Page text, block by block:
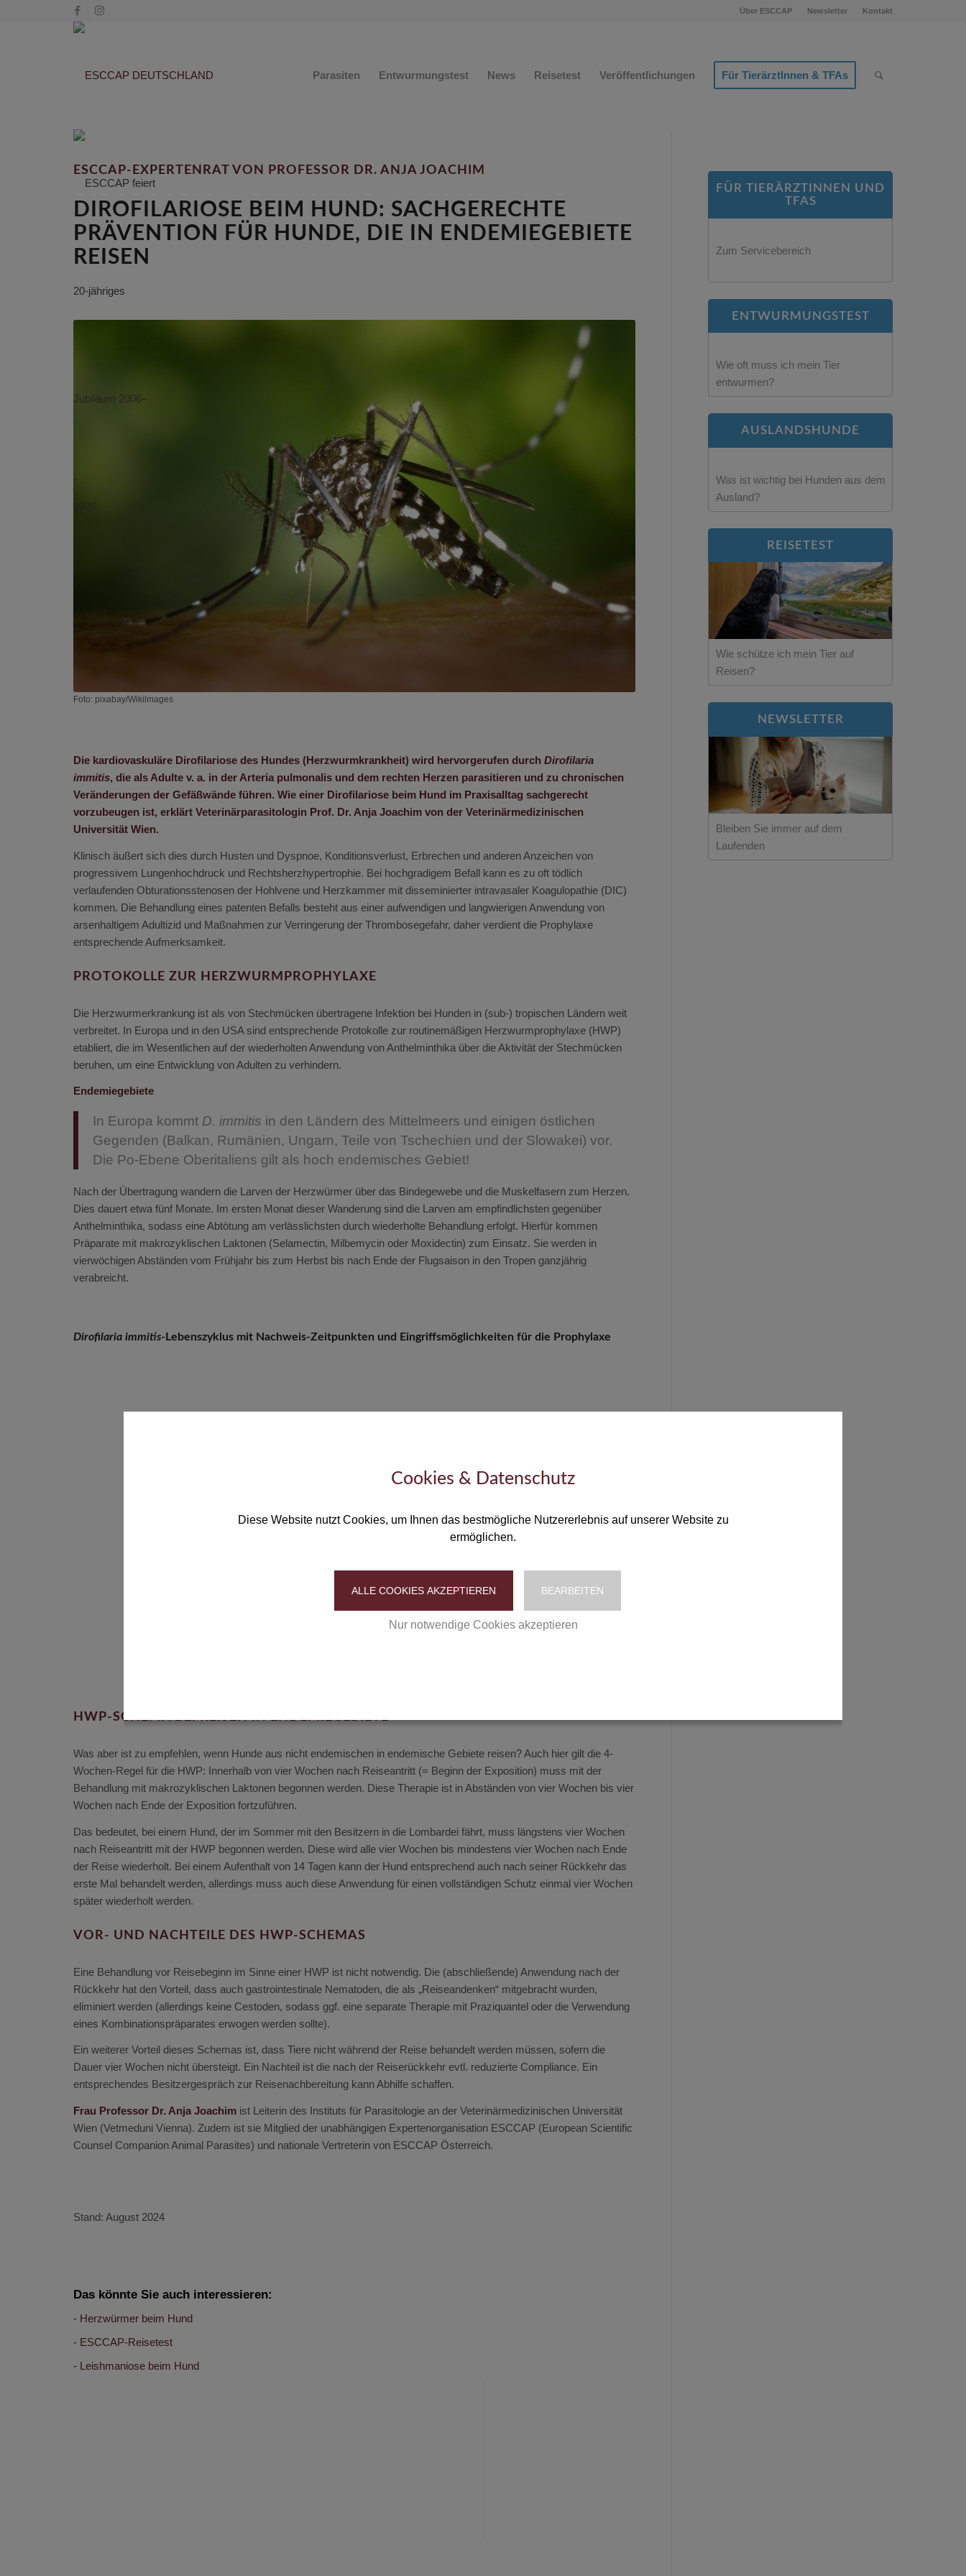
Über ESCCAP Newsletter Kontakt
Parasiten Entwurmungstest News Reisetest Veröffentlichungen Für TierärztInnen & TFAs
ESCCAP-EXPERTENRAT VON PROFESSOR DR. ANJA JOACHIM
DIROFILARIOSE BEIM HUND: SACHGERECHTE
PRÄVENTION FÜR HUNDE, DIE IN ENDEMIEGEBIETE
REISEN
Foto: pixabay/Wikilmages
Die kardiovaskuläre Dirofilariose des Hundes (Herzwurmkrankheit) wird hervorgerufen durch Dirofilaria
immitis, die als Adulte v. a. in der Arteria pulmonalis und dem rechten Herzen parasitieren und zu chronischen
Veränderungen der Gefäßwände führen. Wie einer Dirofilariose beim Hund im Praxisalltag sachgerecht
vorzubeugen ist, erklärt Veterinärparasitologin Prof. Dr. Anja Joachim von der Veterinärmedizinischen
Universität Wien.
Klinisch äußert sich dies durch Husten und Dyspnoe, Konditionsverlust, Erbrechen und anderen Anzeichen von
progressivem Lungenhochdruck und Rechtsherzhypertrophie. Bei hochgradigem Befall kann es zu oft tödlich
verlaufenden Obturationsstenosen der Hohlvene und Herzkammer mit disseminierter intravasaler Koagulopathie (DIC)
kommen. Die Behandlung eines patenten Befalls besteht aus einer aufwendigen und langwierigen Anwendung von
arsenhaltigem Adultizid und Maßnahmen zur Verringerung der Thrombosegefahr, daher verdient die Prophylaxe
entsprechende Aufmerksamkeit.
PROTOKOLLE ZUR HERZWURMPROPHYLAXE
Die Herzwurmerkrankung ist als von Stechmücken übertragene Infektion bei Hunden in (sub-) tropischen Ländern weit
verbreitet. In Europa und in den USA sind entsprechende Protokolle zur routinemäßigen Herzwurmprophylaxe (HWP)
etabliert, die im Wesentlichen auf der wiederholten Anwendung von Anthelminthika über die Aktivität der Stechmücken
beruhen, um eine Entwicklung von Adulten zu verhindern.
Endemiegebiete
In Europa kommt D. immitis in den Ländern des Mittelmeers und einigen östlichen
Gegenden (Balkan, Rumänien, Ungarn, Teile von Tschechien und der Slowakei) vor.
Die Po-Ebene Oberitaliens gilt als hoch endemisches Gebiet!
Nach der Übertragung wandern die Larven der Herzwürmer über das Bindegewebe und die Muskelfasern zum Herzen.
Dies dauert etwa fünf Monate. Im ersten Monat dieser Wanderung sind die Larven am empfindlichsten gegenüber
Anthelminthika, sodass eine Abtötung am verlässlichsten durch wiederholte Behandlung erfolgt. Hierfür kommen
Präparate mit makrozyklischen Laktonen (Selamectin, Milbemycin oder Moxidectin) zum Einsatz. Sie werden in
vierwöchigen Abständen vom Frühjahr bis zum Herbst bis nach Ende der Flugsaison in den Tropen ganzjährig
verabreicht.
Dirofilaria immitis-Lebenszyklus mit Nachweis-Zeitpunkten und Eingriffsmöglichkeiten für die Prophylaxe
HWP-SCHEMA BEI REISEN IN ENDEMIEGEBIETE
Was aber ist zu empfehlen, wenn Hunde aus nicht endemischen in endemische Gebiete reisen? Auch hier gilt die 4-
Wochen-Regel für die HWP: Innerhalb von vier Wochen nach Reiseantritt (= Beginn der Exposition) muss mit der
Behandlung mit makrozyklischen Laktonen begonnen werden. Diese Therapie ist in Abständen von vier Wochen bis vier
Wochen nach Ende der Exposition fortzuführen.
Das bedeutet, bei einem Hund, der im Sommer mit den Besitzern in die Lombardei fährt, muss längstens vier Wochen
nach Reiseantritt mit der HWP begonnen werden. Diese wird alle vier Wochen bis mindestens vier Wochen nach Ende
der Reise wiederholt. Bei einem Aufenthalt von 14 Tagen kann der Hund entsprechend auch nach seiner Rückkehr das
erste Mal behandelt werden, allerdings muss auch diese Anwendung für einen vollständigen Schutz einmal vier Wochen
später wiederholt werden.
VOR- UND NACHTEILE DES HWP-SCHEMAS
Eine Behandlung vor Reisebeginn im Sinne einer HWP ist nicht notwendig. Die (abschließende) Anwendung nach der
Rückkehr hat den Vorteil, dass auch gastrointestinale Nematoden, die als „Reiseandenken“ mitgebracht wurden,
eliminiert werden (allerdings keine Cestoden, sodass ggf. eine separate Therapie mit Praziquantel oder die Verwendung
eines Kombinationspräparates erwogen werden sollte).
Ein weiterer Vorteil dieses Schemas ist, dass Tiere nicht während der Reise behandelt werden müssen, sofern die
Dauer vier Wochen nicht übersteigt. Ein Nachteil ist die nach der Reiserückkehr evtl. reduzierte Compliance. Ein
entsprechendes Besitzergespräch zur Reisenachbereitung kann Abhilfe schaffen.
Frau Professor Dr. Anja Joachim ist Leiterin des Instituts für Parasitologie an der Veterinärmedizinischen Universität
Wien (Vetmeduni Vienna). Zudem ist sie Mitglied der unabhängigen Expertenorganisation ESCCAP (European Scientific
Counsel Companion Animal Parasites) und nationale Vertreterin von ESCCAP Österreich.
Stand: August 2024
Das könnte Sie auch interessieren:
Herzwürmer beim Hund
ESCCAP-Reisetest
Leishmaniose beim Hund
FÜR TIERÄRZTINNEN UND
TFAS
Zum Servicebereich
ENTWURMUNGSTEST
Wie oft muss ich mein Tier
entwurmen?
AUSLANDSHUNDE
Was ist wichtig bei Hunden aus dem
Ausland?
REISETEST
Wie schütze ich mein Tier auf
Reisen?
NEWSLETTER
Bleiben Sie immer auf dem
Laufenden
Cookies & Datenschutz
Diese Website nutzt Cookies, um Ihnen das bestmögliche Nutzererlebnis auf unserer Website zu
ermöglichen.
ALLE COOKIES AKZEPTIEREN BEARBEITEN
Nur notwendige Cookies akzeptieren